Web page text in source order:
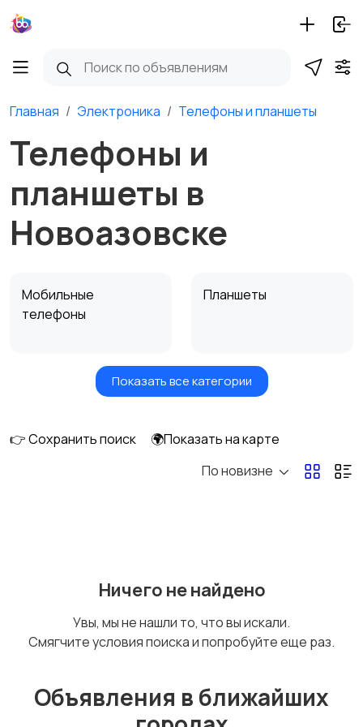
Главная Электроника Телефоны и планшеты
Телефоны и
планшеты в
Новоазовске
Мобильные
телефоны
Планшеты
Умные часы и
Стационарные
Запчасти
аккумуляторы
Показать все категории
👉 Сохранить поиск
🌍Показать на карте
По новизне
Ничего не найдено
Увы, мы не нашли то, что вы искали.
Смягчите условия поиска и попробуйте еще раз.
Объявления в ближайших